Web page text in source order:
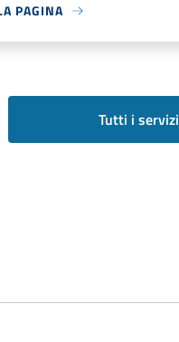
PAGINA
Tutti i servizi